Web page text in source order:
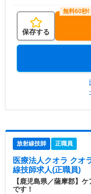
保存する
放射線技師 正職員
医療法人クオラ クオ
線技師求人(正職員)
【鹿児島県／薩摩郡】
です！